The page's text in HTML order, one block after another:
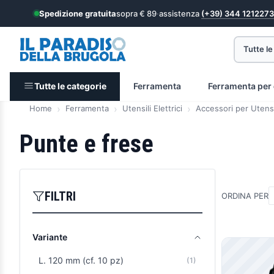
Spedizione gratuitasopra € 89·assistenza (+39) 344 1212273
Tutte
Tutte le categorie Ferramenta Ferramenta
Home Ferramenta Utensili Elettrici Accessori per
Punte e frese
FILTRI
Variante
L. 120 mm (cf. 10 pz) (1)
ORDINA PER
Prodotti